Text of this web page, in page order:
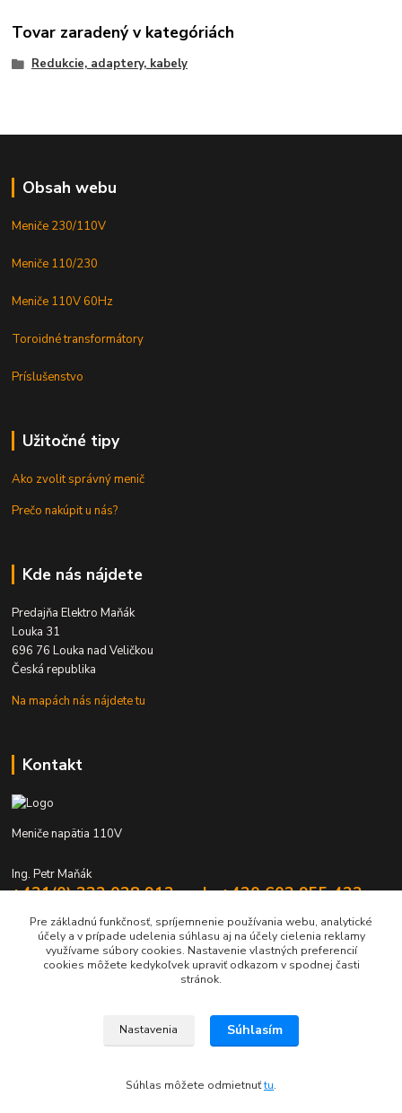
Tovar zaradený v kategóriách
Redukcie, adaptery, kabely
Obsah webu
Meniče 230/110V
Meniče 110/230
Meniče 110V 60Hz
Toroidné transformátory
Príslušenstvo
Užitočné tipy
Ako zvolit správný menič
Prečo nakúpit u nás?
Kde nás nájdete
Predajňa Elektro Maňák
Louka 31
696 76 Louka nad Veličkou
Česká republika
Na mapách nás nájdete tu
Kontakt
Meniče napätia 110V
Ing. Petr Maňák
+421(0) 332 028 912 mob. +420 603 955 422
elektromanak@volny.cz
Upravit sběr cookies.
Pre základnú funkčnosť, spríjemnenie používania webu, analytické
účely a v prípade udelenia súhlasu aj na účely cielenia reklamy
využívame súbory cookies. Nastavenie vlastných preferencií
cookies môžete kedykoľvek upraviť odkazom v spodnej časti
stránok.
Nastavenia Súhlasím
Súhlas môžete odmietnuťtu.